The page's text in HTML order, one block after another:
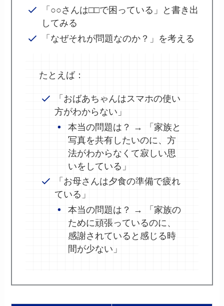
「○○さんは□□で困っている」と書き出
してみる
「なぜそれが問題なのか？」を考える
たとえば：
「おばあちゃんはスマホの使い
方がわからない」
本当の問題は？ → 「家族と
写真を共有したいのに、方
法がわからなくて寂しい思
いをしている」
「お母さんは夕食の準備で疲れ
ている」
本当の問題は？ → 「家族の
ために頑張っているのに、
感謝されていると感じる時
間が少ない」